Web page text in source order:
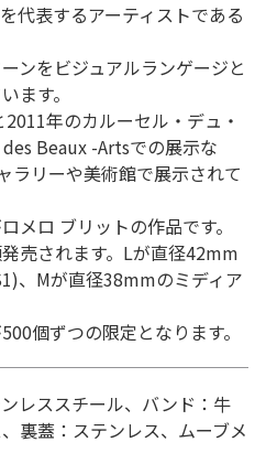
代表するアーティストである
ンをビジュアルランゲージと
ます。
年のカルーセル・デュ・
Beaux -Artsでの展示な
ラリーや美術館で展示されて
メロ ブリットの作品です。
売されます。Lが直径42mm
、Mが直径38mmのミディア
個ずつの限定となります。
レススチール、バンド：牛
裏蓋：ステンレス、ムーブメ